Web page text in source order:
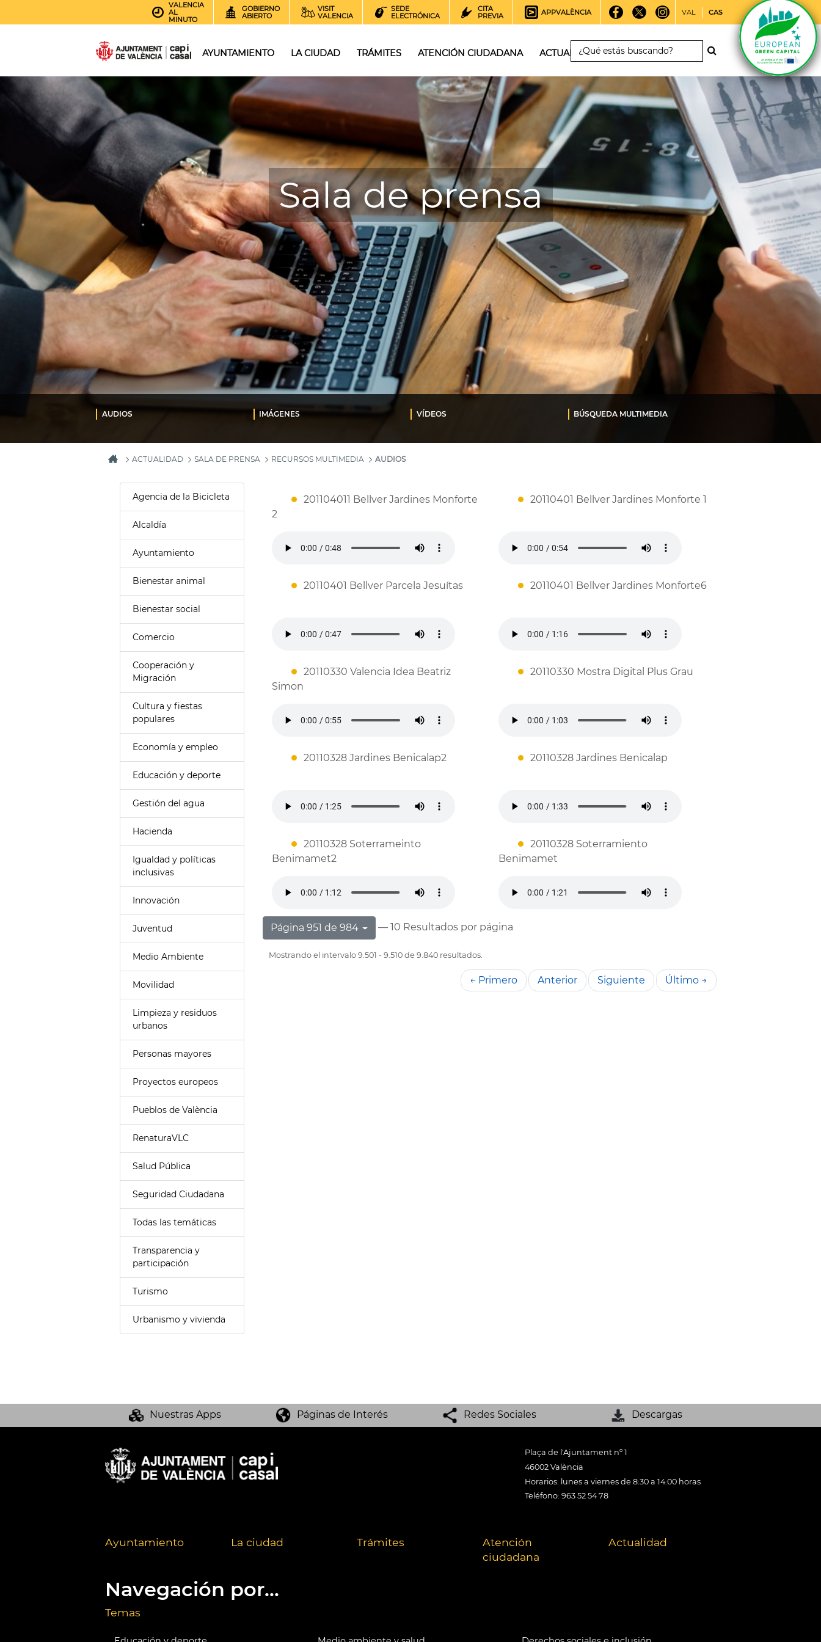
VALENCIA
AL
MINUTO
GOBIERNO
ABIERTO
VISIT
VALENCIA
SEDE
ELECTRÓNICA
CITA
PREVIA
APPVALÈNCIA VAL CAS
AYUNTAMIENTO LA CIUDAD TRÁMITES ATENCIÓN CIUDADANA ACTUALIDAD
Sala de prensa
AUDIOS IMÁGENES VÍDEOS BÚSQUEDA MULTIMEDIA
ACTUALIDAD SALA DE PRENSA RECURSOS MULTIMEDIA AUDIOS
Agencia de la Bicicleta
Alcaldía
Ayuntamiento
Bienestar animal
Bienestar social
Comercio
Cooperación y
Migración
Cultura y fiestas
populares
Economía y empleo
Educación y deporte
Gestión del agua
Hacienda
Igualdad y políticas
inclusivas
Innovación
Juventud
Medio Ambiente
Movilidad
Limpieza y residuos
urbanos
Personas mayores
Proyectos europeos
Pueblos de València
RenaturaVLC
Salud Pública
Seguridad Ciudadana
Todas las temáticas
Transparencia y
participación
Turismo
Urbanismo y vivienda
201104011 Bellver Jardines Monforte
2
20110401 Bellver Jardines Monforte 1
20110401 Bellver Parcela Jesuítas 20110401 Bellver Jardines Monforte6
20110330 Valencia Idea Beatriz
Simon
20110330 Mostra Digital Plus Grau
20110328 Jardines Benicalap2 20110328 Jardines Benicalap
20110328 Soterrameinto
Benimamet2
20110328 Soterramiento
Benimamet
Página 951 de 984 — 10 Resultados por página
Mostrando el intervalo 9.501 - 9.510 de 9.840 resultados.
← Primero Anterior Siguiente Último →
Nuestras Apps Páginas de Interés Redes Sociales Descargas
Plaça de l'Ajuntament nº 1
46002 València
Horarios: lunes a viernes de 8:30 a 14:00 horas
Teléfono: 963 52 54 78
Ayuntamiento La ciudad Trámites
Atención
ciudadana
Actualidad
Navegación por...
Temas